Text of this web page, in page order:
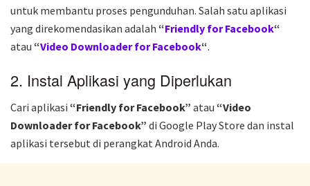
untuk membantu proses pengunduhan. Salah satu aplikasi
yang direkomendasikan adalah “Friendly for Facebook“
atau “Video Downloader for Facebook“.
2. Instal Aplikasi yang Diperlukan
Cari aplikasi “Friendly for Facebook” atau “Video
Downloader for Facebook” di Google Play Store dan instal
aplikasi tersebut di perangkat Android Anda.